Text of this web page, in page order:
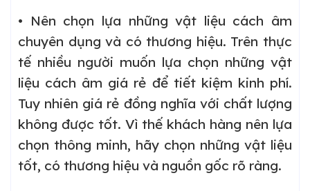
• Nên chọn lựa những vật liệu cách âm
chuyên dụng và có thương hiệu. Trên thực
tế nhiều người muốn lựa chọn những vật
liệu cách âm giá rẻ để tiết kiệm kinh phí.
Tuy nhiên giá rẻ đồng nghĩa với chất lượng
không được tốt. Vì thế khách hàng nên lựa
chọn thông minh, hãy chọn những vật liệu
tốt, có thương hiệu và nguồn gốc rõ ràng.